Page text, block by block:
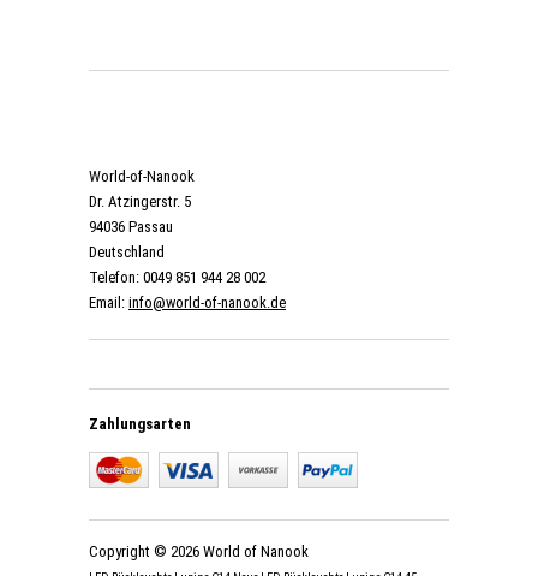
World-of-Nanook
Dr. Atzingerstr. 5
94036 Passau
Deutschland
Telefon: 0049 851 944 28 002
Email: info@world-of-nanook.de
Zahlungsarten
Copyright © 2026 World of Nanook